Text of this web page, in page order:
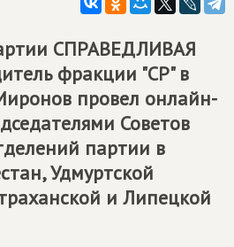
СПРАВЕДЛИВАЯ
фракции "СР" в
провел онлайн-
Советов
партии в
Удмуртской
и Липецкой